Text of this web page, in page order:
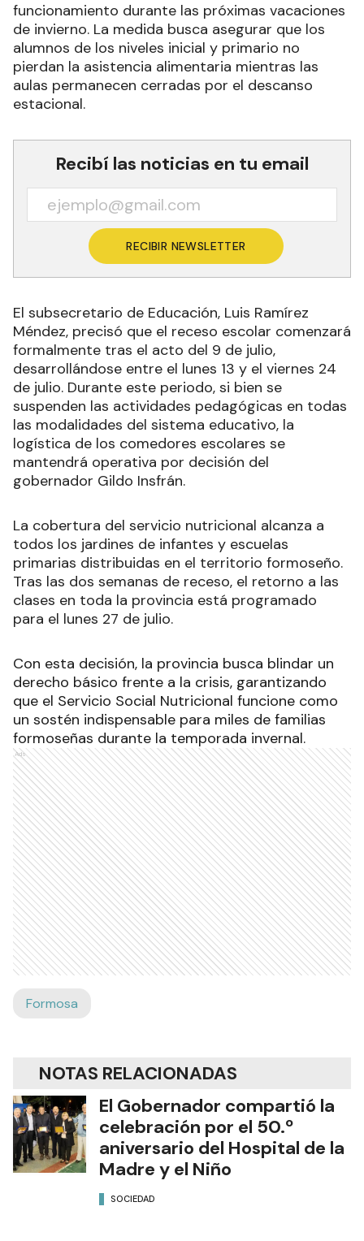
funcionamiento durante las próximas vacaciones
de invierno. La medida busca asegurar que los
alumnos de los niveles inicial y primario no
pierdan la asistencia alimentaria mientras las
aulas permanecen cerradas por el descanso
estacional.
Recibí las noticias en tu email
RECIBIR NEWSLETTER
El subsecretario de Educación, Luis Ramírez
Méndez, precisó que el receso escolar comenzará
formalmente tras el acto del 9 de julio,
desarrollándose entre el lunes 13 y el viernes 24
de julio. Durante este periodo, si bien se
suspenden las actividades pedagógicas en todas
las modalidades del sistema educativo, la
logística de los comedores escolares se
mantendrá operativa por decisión del
gobernador Gildo Insfrán.
La cobertura del servicio nutricional alcanza a
todos los jardines de infantes y escuelas
primarias distribuidas en el territorio formoseño.
Tras las dos semanas de receso, el retorno a las
clases en toda la provincia está programado
para el lunes 27 de julio.
Con esta decisión, la provincia busca blindar un
derecho básico frente a la crisis, garantizando
que el Servicio Social Nutricional funcione como
un sostén indispensable para miles de familias
formoseñas durante la temporada invernal.
Ads
Formosa
NOTAS RELACIONADAS
El Gobernador compartió la
celebración por el 50.º
aniversario del Hospital de la
Madre y el Niño
SOCIEDAD